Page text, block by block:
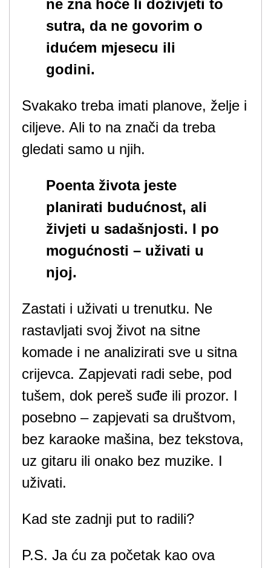
ne zna hoće li doživjeti to
sutra, da ne govorim o
idućem mjesecu ili
godini.
Svakako treba imati planove, želje i
ciljeve. Ali to na znači da treba
gledati samo u njih.
Poenta života jeste
planirati budućnost, ali
živjeti u sadašnjosti. I po
mogućnosti – uživati u
njoj.
Zastati i uživati u trenutku. Ne
rastavljati svoj život na sitne
komade i ne analizirati sve u sitna
crijevca. Zapjevati radi sebe, pod
tušem, dok pereš suđe ili prozor. I
posebno – zapjevati sa društvom,
bez karaoke mašina, bez tekstova,
uz gitaru ili onako bez muzike. I
uživati.
Kad ste zadnji put to radili?
P.S. Ja ću za početak kao ova